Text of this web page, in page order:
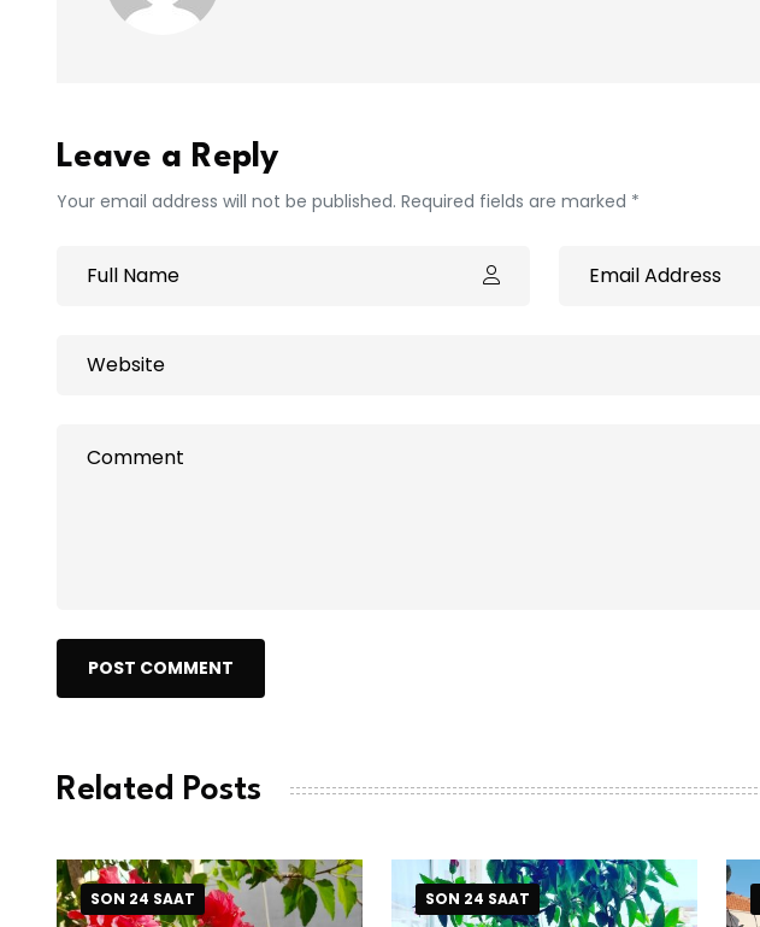
Leave a Reply
Your email address will not be published. Required fields are marked *
POST COMMENT
Related Posts
SON 24 SAAT SON 24 SAAT